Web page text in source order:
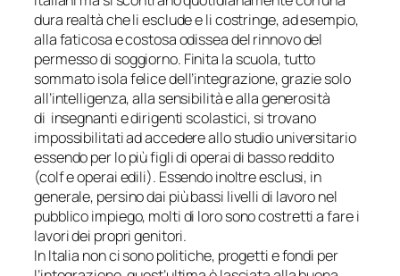
dura realtà che li esclude e li costringe, ad esempio,
alla faticosa e costosa odissea del rinnovo del
permesso di soggiorno. Finita la scuola, tutto
sommato isola felice dell’integrazione, grazie solo
all’intelligenza, alla sensibilità e alla generosità
di insegnanti e dirigenti scolastici, si trovano
impossibilitati ad accedere allo studio universitario
essendo per lo più figli di operai di basso reddito
(colf e operai edili). Essendo inoltre esclusi, in
generale, persino dai più bassi livelli di lavoro nel
pubblico impiego, molti di loro sono costretti a fare i
lavori dei propri genitori.
In Italia non ci sono politiche, progetti e fondi per